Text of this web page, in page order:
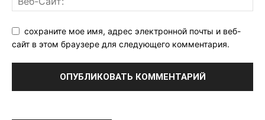
сохраните мое имя, адрес электронной почты и веб-
сайт в этом браузере для следующего комментария.